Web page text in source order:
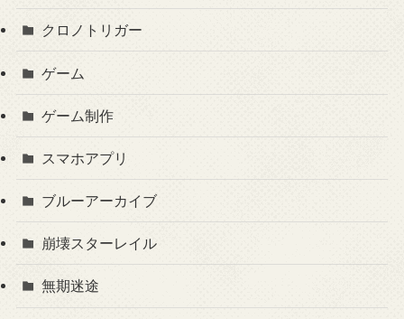
クロノトリガー
ゲーム
ゲーム制作
スマホアプリ
ブルーアーカイブ
崩壊スターレイル
無期迷途